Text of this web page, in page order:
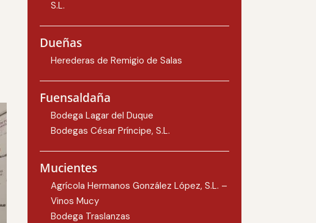
S.L.
Dueñas
Herederas de Remigio de Salas
Fuensaldaña
Bodega Lagar del Duque
Bodegas César Príncipe, S.L.
Mucientes
Agrícola Hermanos González López, S.L. –
Vinos Mucy
Bodega Traslanzas